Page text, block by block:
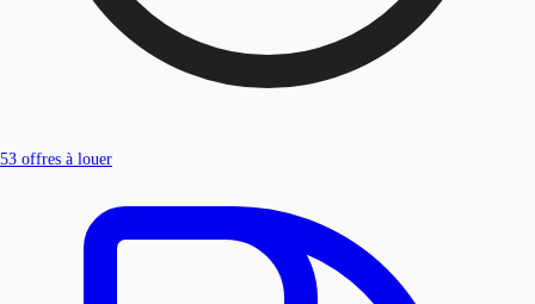
53 offres à louer